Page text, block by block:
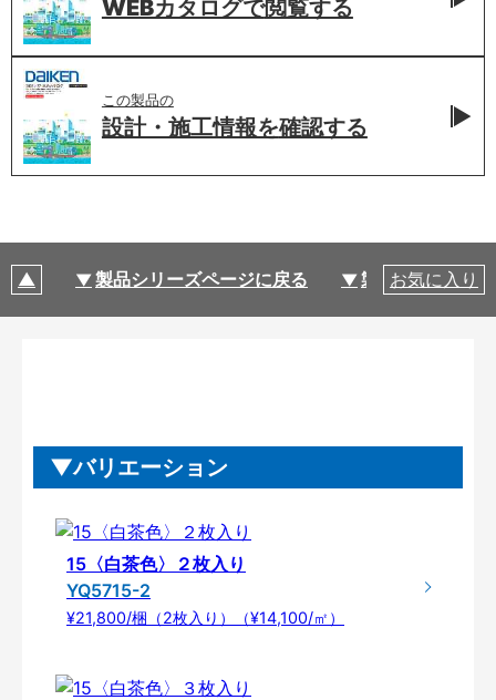
WEBカタログで閲覧する
この製品の
設計・施工情報を確認する
製品シリーズページに戻る 製品仕様
お気に入り
バリエーション
15〈白茶色〉２枚入り
YQ5715-2
¥21,800/梱（2枚入り）（¥14,100/㎡）